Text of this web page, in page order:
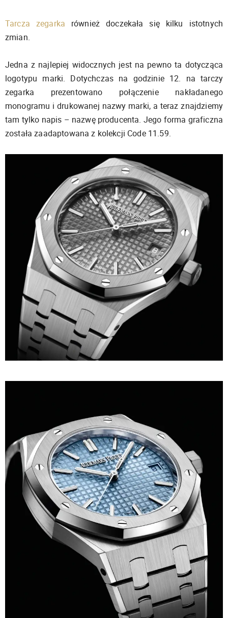
Tarcza zegarka również doczekała się kilku istotnych
zmian.
Jedna z najlepiej widocznych jest na pewno ta dotycząca
logotypu marki. Dotychczas na godzinie 12. na tarczy
zegarka prezentowano połączenie nakładanego
monogramu i drukowanej nazwy marki, a teraz znajdziemy
tam tylko napis – nazwę producenta. Jego forma graficzna
została zaadaptowana z kolekcji Code 11.59.